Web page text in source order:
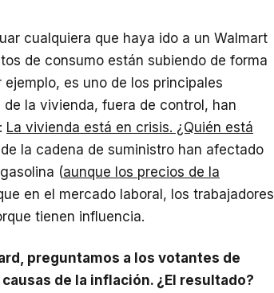
cualquiera que haya ido a un Walmart
de consumo están subiendo de forma
es uno de los principales
la vivienda, fuera de control, han
La vivienda está en crisis. ¿Quién está
la cadena de suministro han afectado
(aunque los precios de la
en el mercado laboral, los trabajadores
tienen influencia.
preguntamos a los votantes de
de la inflación. ¿El resultado?